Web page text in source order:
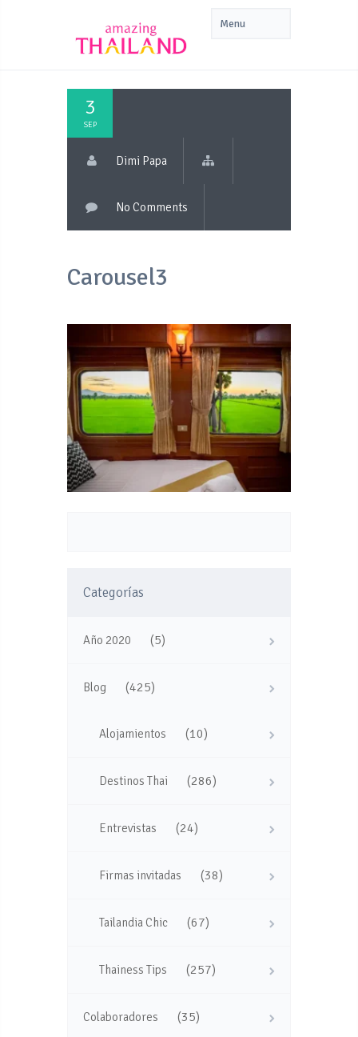
3
SEP
Dimi Papa
No Comments
Carousel3
Categorías
Año 2020 (5)
Blog (425)
Alojamientos (10)
Destinos Thai (286)
Entrevistas (24)
Firmas invitadas (38)
Tailandia Chic (67)
Thainess Tips (257)
Colaboradores (35)